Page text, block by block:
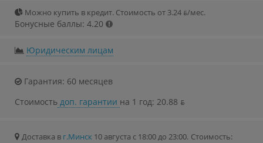
Можно купить в кредит. Стоимость от 3.24 ƃ/мec.
Бонусные баллы: 4.20
Юридическим лицам
Гарантия: 60 месяцев
Стоимость доп. гарантии на 1 год: 20.88 ƃ
Доставка в г.Минск 10 августа с 18:00 до 23:00. Стоимость: